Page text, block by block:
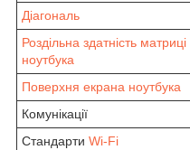
Діагональ
Роздільна здатність матриці
ноутбука
Поверхня екрана ноутбука
Комунікації
Стандарти Wi-Fi